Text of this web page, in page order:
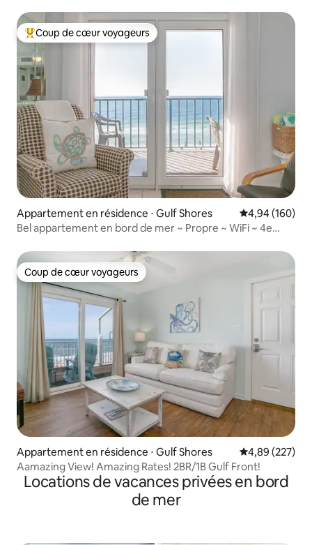
Coups de cœur voyageurs les plus appréciés
Coup de cœur voyageurs
Appartement en résidence ⋅ Gulf Shores Évaluation
4,94 (160)
Bel appartement en bord de mer ~ Propre ~ WiFi ~ 4e
Coup de cœur voyageurs
Coup de cœur voyageurs
Appartement en résidence ⋅ Gulf Shores Évaluation
4,89 (227)
Aamazing View! Amazing Rates! 2BR/1B Gulf Front!
Locations de vacances privées en bord
de mer